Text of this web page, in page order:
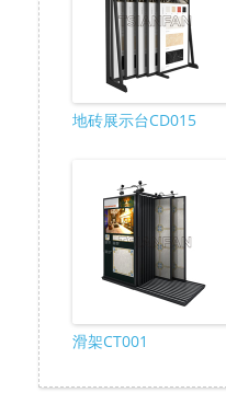
地砖展示台CD015
滑架CT001